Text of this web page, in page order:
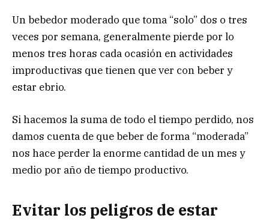
Un bebedor moderado que toma “solo” dos o tres
veces por semana, generalmente pierde por lo
menos tres horas cada ocasión en actividades
improductivas que tienen que ver con beber y
estar ebrio.
Si hacemos la suma de todo el tiempo perdido, nos
damos cuenta de que beber de forma “moderada”
nos hace perder la enorme cantidad de un mes y
medio por año de tiempo productivo.
Evitar los peligros de estar